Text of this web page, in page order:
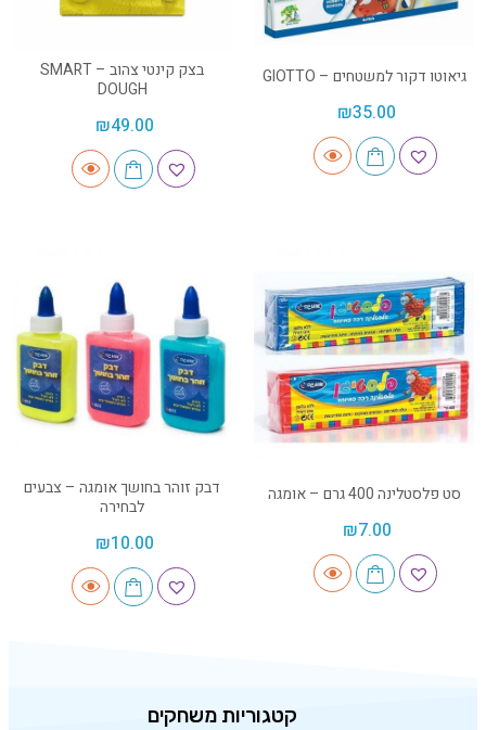
גיאוטו דקור למשטחים – GIOTTO
₪35.00
בצק קינטי צהוב – SMART
DOUGH
₪49.00
סט פלסטלינה 400 גרם – אומגה
₪7.00
דבק זוהר בחושך אומגה – צבעים
לבחירה
₪10.00
קטגוריות משחקים